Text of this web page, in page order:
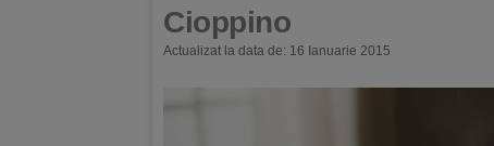
Cioppino
Actualizat la data de: 16 Ianuarie 2015